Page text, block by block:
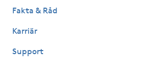
Hyperhidros
Fakta & Råd
Karriär
Support